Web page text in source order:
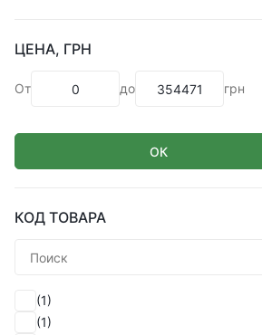
ЦЕНА, ГРН
От до грн
ОК
КОД ТОВАРА
(1)
(1)